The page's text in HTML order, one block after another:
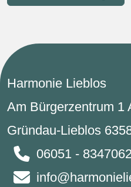
Harmonie Lieblos
Am Bürgerzentrum 1
Gründau-Lieblos
06051 - 8347062